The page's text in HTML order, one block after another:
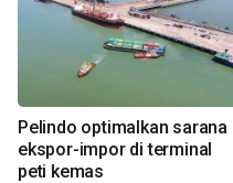
Pelindo optimalkan sarana
ekspor-impor di terminal
peti kemas